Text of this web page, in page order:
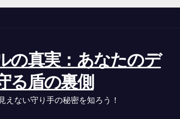
の真実：あなたのデ
る盾の裏側
えない守り手の秘密を知ろう！